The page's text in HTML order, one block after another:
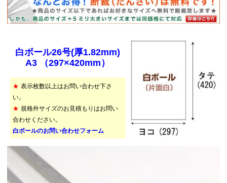
白ボール26号(厚1.82mm)
A3 （297×420mm）
★ 表示枚数以上はお問い合わせ下さ
い。
★ 規格外サイズのお見積もりはお問い
合わせください。
白ボールのお問い合わせフォーム